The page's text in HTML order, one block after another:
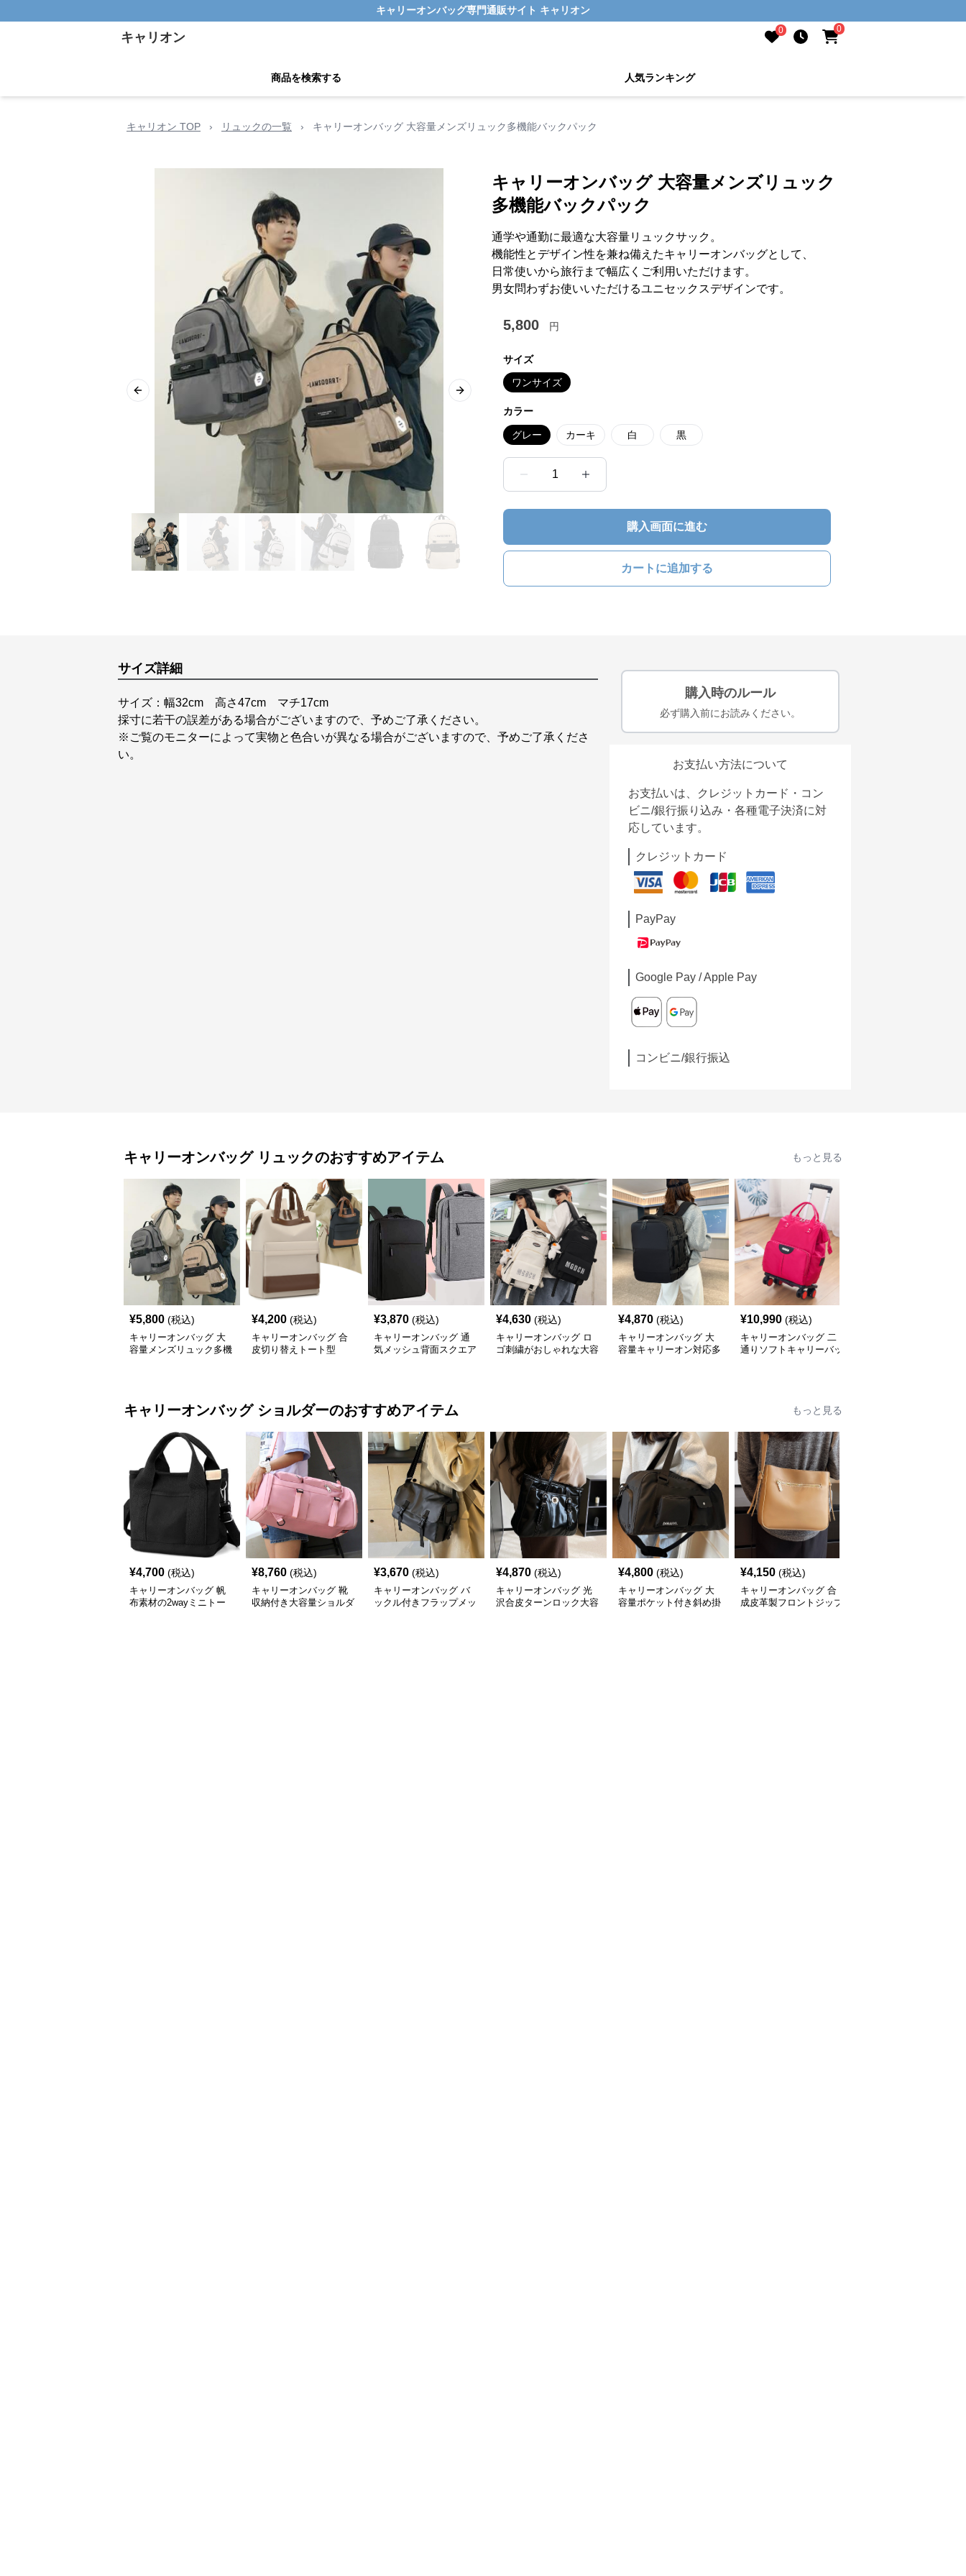
キャリーオンバッグ専門通販サイト キャリオン
キャリオン 0 0
商品を検索する 人気ランキング
キャリオン TOP › リュックの一覧 › キャリーオンバッグ 大容量メンズリュック多機能バックパック
Previous slide Next slide
キャリーオンバッグ 大容量メンズリュック
多機能バックパック
通学や通勤に最適な大容量リュックサック。
機能性とデザイン性を兼ね備えたキャリーオンバッグとして、
日常使いから旅行まで幅広くご利用いただけます。
男女問わずお使いいただけるユニセックスデザインです。
5,800 円
サイズ
ワンサイズ
カラー
グレー カーキ 白 黒
1
購入画面に進む
カートに追加する
サイズ詳細
サイズ：幅32cm 高さ47cm マチ17cm
採寸に若干の誤差がある場合がございますので、予めご了承ください。
※ご覧のモニターによって実物と色合いが異なる場合がございますので、予めご了承くださ
い。
購入時のルール
必ず購入前にお読みください。
お支払い方法について
お支払いは、クレジットカード・コン
ビニ/銀行振り込み・各種電子決済に対
応しています。
クレジットカード
PayPay
Google Pay / Apple Pay
コンビニ/銀行振込
キャリーオンバッグ リュックのおすすめアイテム もっと見る
¥5,800 (税込)
キャリーオンバッグ 大
容量メンズリュック多機
¥4,200 (税込)
キャリーオンバッグ 合
皮切り替えトート型
¥3,870 (税込)
キャリーオンバッグ 通
気メッシュ背面スクエア
¥4,630 (税込)
キャリーオンバッグ ロ
ゴ刺繍がおしゃれな大容
¥4,870 (税込)
キャリーオンバッグ 大
容量キャリーオン対応多
¥10,990 (税込)
キャリーオンバッグ 二
通りソフトキャリーバッ
キャリーオンバッグ ショルダーのおすすめアイテム もっと見る
¥4,700 (税込)
キャリーオンバッグ 帆
布素材の2wayミニトー
¥8,760 (税込)
キャリーオンバッグ 靴
収納付き大容量ショルダ
¥3,670 (税込)
キャリーオンバッグ バ
ックル付きフラップメッ
¥4,870 (税込)
キャリーオンバッグ 光
沢合皮ターンロック大容
¥4,800 (税込)
キャリーオンバッグ 大
容量ポケット付き斜め掛
¥4,150 (税込)
キャリーオンバッグ 合
成皮革製フロントジップ